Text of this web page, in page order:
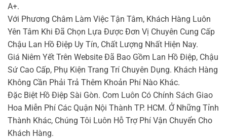
A+.
Với Phương Châm Làm Việc Tận Tâm, Khách Hàng Luôn
Yên Tâm Khi Đã Chọn Lựa Được Đơn Vị Chuyên Cung Cấp
Chậu Lan Hồ Điệp Uy Tín, Chất Lượng Nhất Hiện Nay.
Giá Niêm Yết Trên Website Đã Bao Gồm Lan Hồ Điệp, Chậu
Sứ Cao Cấp, Phụ Kiện Trang Trí Chuyên Dụng. Khách Hàng
Không Cần Phải Trả Thêm Khoản Phí Nào Khác.
Đặc Biệt Hồ Điệp Sài Gòn. Com Luôn Có Chính Sách Giao
Hoa Miễn Phí Các Quận Nội Thành TP. HCM. Ở Những Tỉnh
Thành Khác, Chúng Tôi Luôn Hỗ Trợ Phí Vận Chuyển Cho
Khách Hàng.